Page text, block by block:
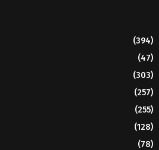
(394)
(47)
(303)
(257)
(255)
(128)
(78)